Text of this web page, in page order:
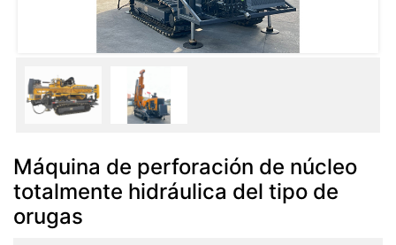
Máquina de perforación de núcleo
totalmente hidráulica del tipo de
orugas